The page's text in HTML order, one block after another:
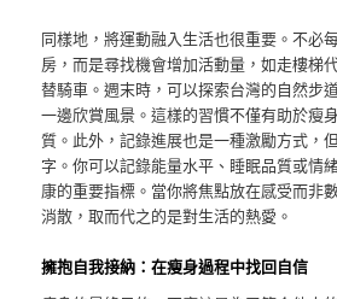
同樣地，將運動融入生活也很重要。不必
房，而是尋找機會增加活動量，如走樓梯
替騎車。週末時，可以探索台灣的自然步
一邊欣賞風景。這樣的習慣不僅有助於瘦
質。此外，記錄進展也是一種激勵方式，
字。你可以記錄能量水平、睡眠品質或情
康的重要指標。當你將焦點放在感受而非
消散，取而代之的是對生活的熱愛。
擁抱自我接納：在瘦身過程中找回自信